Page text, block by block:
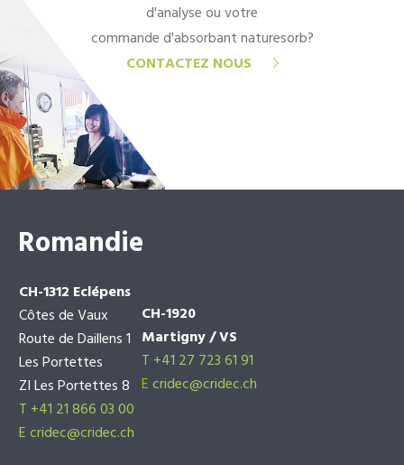
d'analyse ou votre
commande d'absorbant naturesorb?
CONTACTEZ NOUS
Romandie
CH-1312 Eclépens
Côtes de Vaux
Route de Daillens 1
Les Portettes
ZI Les Portettes 8
T +41 21 866 03 00
Ecridec@cridec.ch
CH-1920
Martigny / VS
T +41 27 723 61 91
Ecridec@cridec.ch